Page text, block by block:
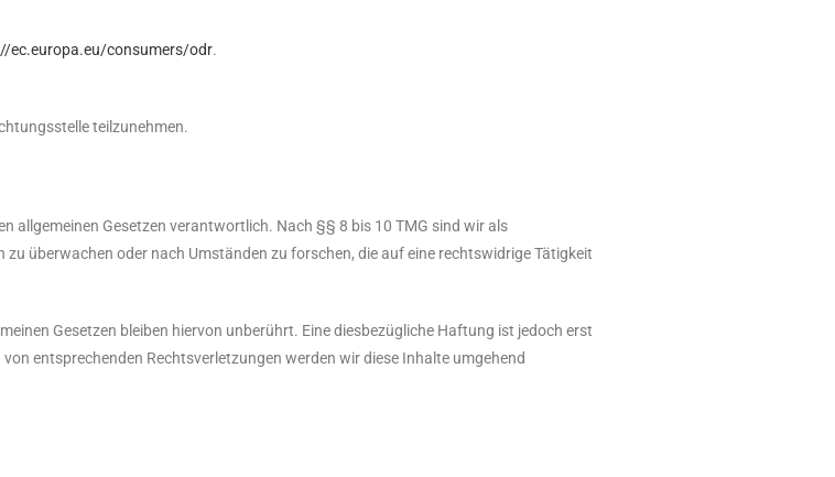
ec.europa.eu/consumers/odr.
teilzunehmen.
allgemeinen Gesetzen verantwortlich. Nach §§ 8 bis 10 TMG sind wir als
überwachen oder nach Umständen zu forschen, die auf eine rechtswidrige Tätigkeit
Gesetzen bleiben hiervon unberührt. Eine diesbezügliche Haftung ist jedoch erst
entsprechenden Rechtsverletzungen werden wir diese Inhalte umgehend